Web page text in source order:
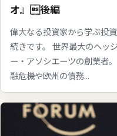
オ』後編
偉大なる投資家から学ぶ投
続きです。 世界最大のヘッ
ー・アソシエーツの創業者
融危機や欧州の債務...